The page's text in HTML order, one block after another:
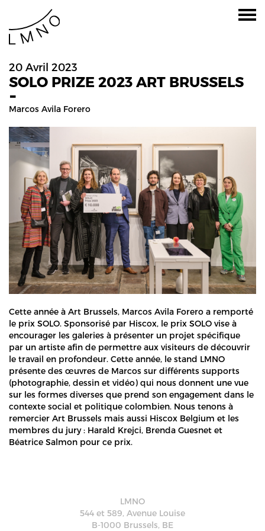
20 Avril 2023
SOLO PRIZE 2023 ART BRUSSELS
-
Marcos Avila Forero
Cette année à Art Brussels, Marcos Avila Forero a remporté
le prix SOLO. Sponsorisé par Hiscox, le prix SOLO vise à
encourager les galeries à présenter un projet spécifique
par un artiste afin de permettre aux visiteurs de découvrir
le travail en profondeur. Cette année, le stand LMNO
présente des œuvres de Marcos sur différents supports
(photographie, dessin et vidéo) qui nous donnent une vue
sur les formes diverses que prend son engagement dans le
contexte social et politique colombien. Nous tenons à
remercier Art Brussels mais aussi Hiscox Belgium et les
membres du jury : Harald Krejci, Brenda Guesnet et
Béatrice Salmon pour ce prix.
LMNO
544 et 589, Avenue Louise
B-1000 Brussels, BE